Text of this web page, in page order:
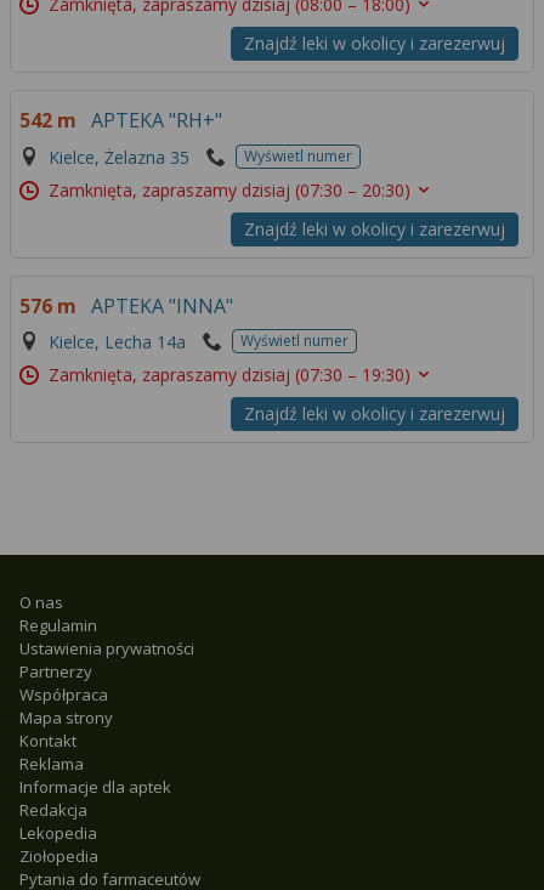
Znajdź leki w okolicy i zarezerwuj
542 m APTEKA "RH+"
Kielce, Żelazna 35 Wyświetl numer
Zamknięta, zapraszamy dzisiaj (07:30 – 20:30)
Znajdź leki w okolicy i zarezerwuj
576 m APTEKA "INNA"
Kielce, Lecha 14a Wyświetl numer
Zamknięta, zapraszamy dzisiaj (07:30 – 19:30)
Znajdź leki w okolicy i zarezerwuj
O nas
Regulamin
Ustawienia prywatności
Partnerzy
Współpraca
Mapa strony
Kontakt
Reklama
Informacje dla aptek
Redakcja
Lekopedia
Ziołopedia
Pytania do farmaceutów